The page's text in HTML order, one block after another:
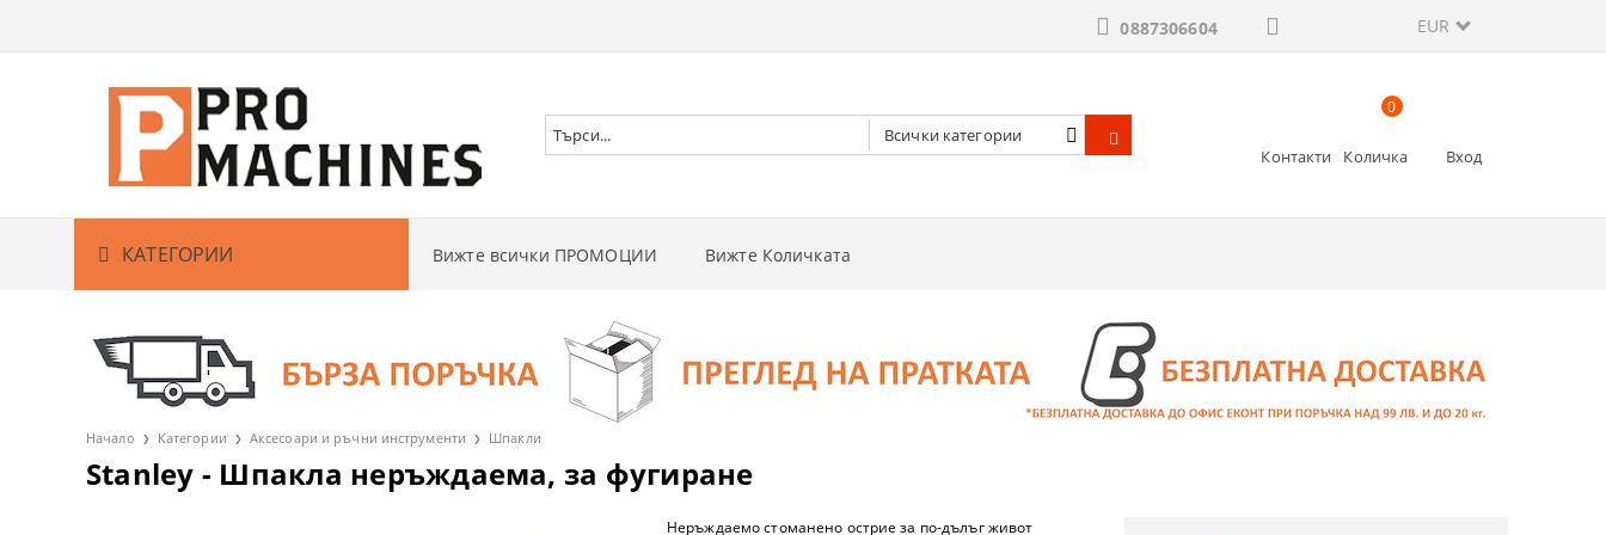
0887306604 EUR
Контакти Количка
0
Вход
КАТЕГОРИИ
АКУМУЛАТОРНИ ВИНТОВЕРТИ
АКУМУЛАТОРНИ ГАЙКОВЕРТИ
АКУМУЛАТОРНИ ОТВЕРТКИ
АКУМУЛАТОРНИ ЦИРКУЛЯРИ
Кабелни машини БОРМАШИНИ
ГАЙКОВЕРТИ
Градина
КОСАЧКИ ЗА ТРЕВА
Измервателни уреди ДЕТЕКТОРИ
Вижте всички ПРОМОЦИИ Вижте Количката
Начало Категории Аксесоари и ръчни инструменти Шпакли
Stanley - Шпакла неръждаема, за фугиране
Неръждаемо стоманено острие за по-дълъг живот